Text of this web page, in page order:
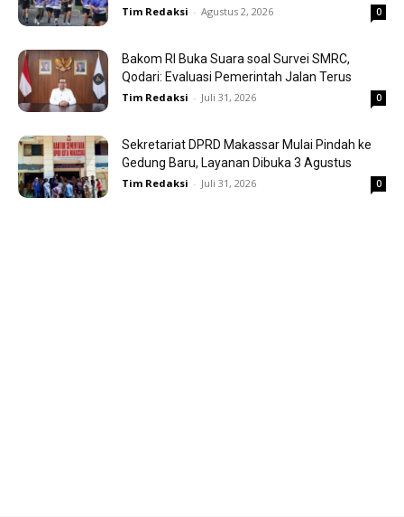
Tim Redaksi - Agustus 2, 2026 0
Bakom RI Buka Suara soal Survei SMRC,
Qodari: Evaluasi Pemerintah Jalan Terus
Tim Redaksi - Juli 31, 2026 0
Sekretariat DPRD Makassar Mulai Pindah ke
Gedung Baru, Layanan Dibuka 3 Agustus
Tim Redaksi - Juli 31, 2026 0